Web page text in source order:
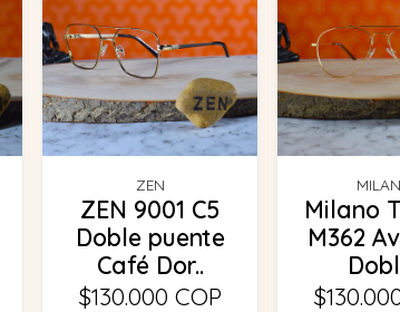
ZEN
ZEN 9001 C5
Doble puente
Café Dor..
$130.000 COP
Milano
M362